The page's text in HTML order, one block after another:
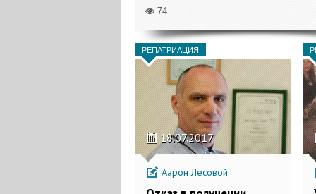
74
РЕПАТРИАЦИЯ
18.07.2017
Аарон Лесовой